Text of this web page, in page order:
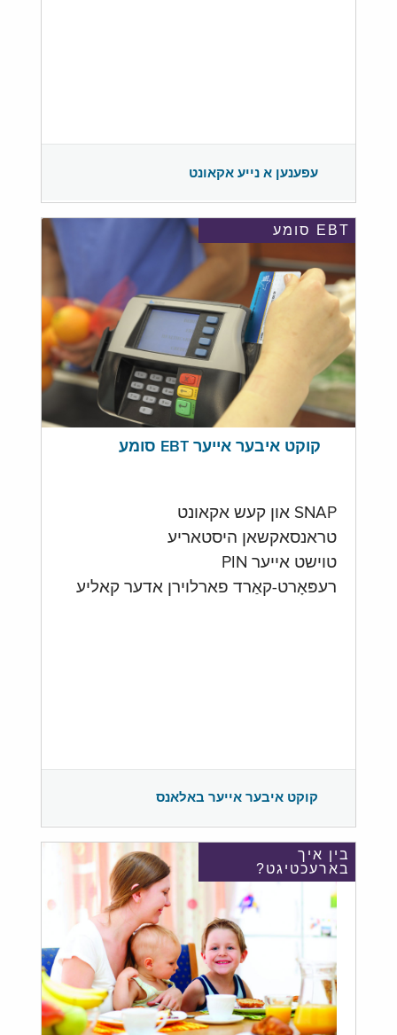
עפענען א נייע אקאונט
EBT סומע
קוקט איבער אייער EBT סומע
SNAP און קעש אקאונט
טראנסאקשאן היסטאריע
טוישט אייער PIN
רעפּאָרט-קאַרד פארלוירן אדער קאליע
קוקט איבער אייער באלאנס
בין איך
בארעכטיגט?